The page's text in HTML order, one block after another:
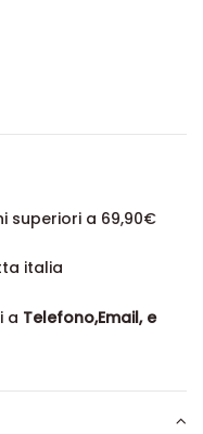
superiori a 69,90€
italia
a Telefono,Email, e